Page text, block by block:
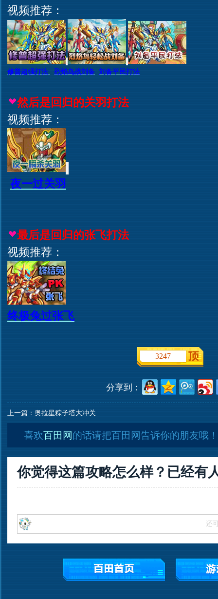
视频推荐：
修普超强打法 烈焰鸟战刘备 刘备平民打法
然后是回归的关羽打法
视频推荐：
夜一过关羽
最后是回归的张飞打法
视频推荐：
终极兔过张飞
3247
分享到：
上一篇： 奥拉星粽子塔大冲关
喜欢百田网的话请把百田网告诉你的朋友哦
你觉得这篇攻略怎么样？已经有
还